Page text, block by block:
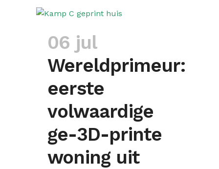
06 jul
Wereldprimeur:
eerste
volwaardige
ge-3D-printe
woning uit